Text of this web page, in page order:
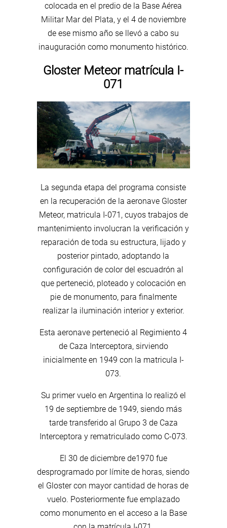
colocada en el predio de la Base Aérea
Militar Mar del Plata, y el 4 de noviembre
de ese mismo año se llevó a cabo su
inauguración como monumento histórico.
Gloster Meteor matrícula I-
071
La segunda etapa del programa consiste
en la recuperación de la aeronave Gloster
Meteor, matricula I-071, cuyos trabajos de
mantenimiento involucran la verificación y
reparación de toda su estructura, lijado y
posterior pintado, adoptando la
configuración de color del escuadrón al
que perteneció, ploteado y colocación en
pie de monumento, para finalmente
realizar la iluminación interior y exterior.
Esta aeronave perteneció al Regimiento 4
de Caza Interceptora, sirviendo
inicialmente en 1949 con la matricula I-
073.
Su primer vuelo en Argentina lo realizó el
19 de septiembre de 1949, siendo más
tarde transferido al Grupo 3 de Caza
Interceptora y rematriculado como C-073.
El 30 de diciembre de1970 fue
desprogramado por límite de horas, siendo
el Gloster con mayor cantidad de horas de
vuelo. Posteriormente fue emplazado
como monumento en el acceso a la Base